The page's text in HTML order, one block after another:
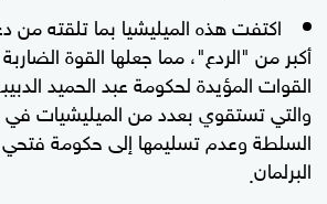
اكتفت هذه الميليشيا بما تلقته من
أكبر من "الردع"، مما جعلها القوة
القوات المؤيدة لحكومة عبد الحميد
والتي تستقوي بعدد من الميليشيات في
السلطة وعدم تسليمها إلى حكومة فتحي
البرلمان.